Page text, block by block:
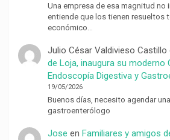
Una empresa de esa magnitud no
entiende que los tienen resueltos
económico…
Julio César Valdivieso Castillo
de Loja, inaugura su moderno
Endoscopía Digestiva y
19/05/2026
Buenos días, necesito agendar
gastroenterólogo
Jose en Familiares y amigos